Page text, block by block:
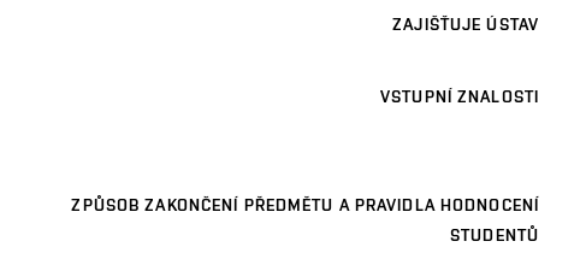
ZAJIŠŤUJE ÚSTAV
VSTUPNÍ ZNALOSTI
ZPŮSOB ZAKONČENÍ PŘEDMĚTU A PRAVIDLA HODNOCENÍ
STUDENTŮ